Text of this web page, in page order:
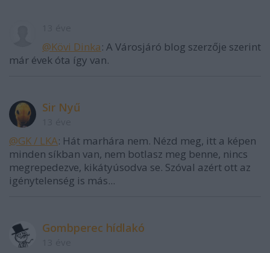
@Kövi Dinka: A Városjáró blog szerzője szerint
már évek óta így van.
Sir Nyű
@GK / LKA: Hát marhára nem. Nézd meg, itt a képen
minden síkban van, nem botlasz meg benne, nincs
megrepedezve, kikátyúsodva se. Szóval azért ott az
igénytelenség is más...
Gombperec hídlakó